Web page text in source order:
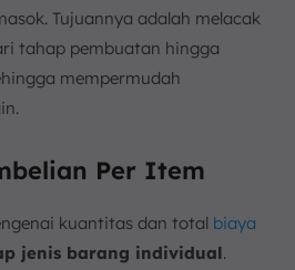
Tujuannya adalah melacak
tahap pembuatan hingga
mempermudah
Per Item
kuantitas dan total biaya
jenis barang individual.